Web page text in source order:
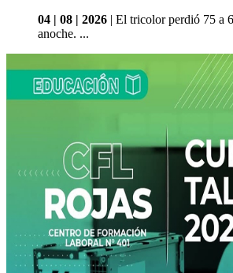
04 | 08 | 2026 | El tricolor perdió 75 a
anoche. ...